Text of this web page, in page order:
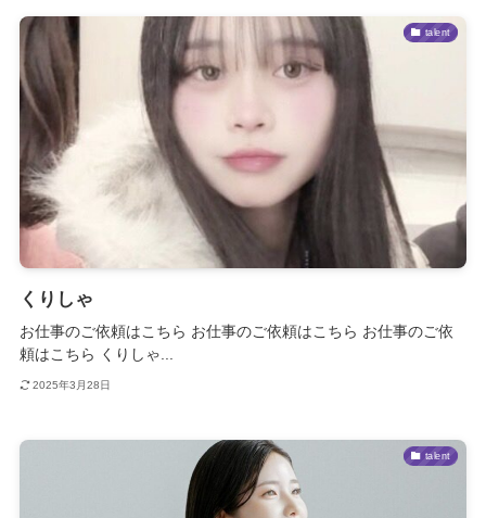
talent
くりしゃ
お仕事のご依頼はこちら お仕事のご依頼はこちら お仕事のご依
頼はこちら くりしゃ...
2025年3月28日
talent